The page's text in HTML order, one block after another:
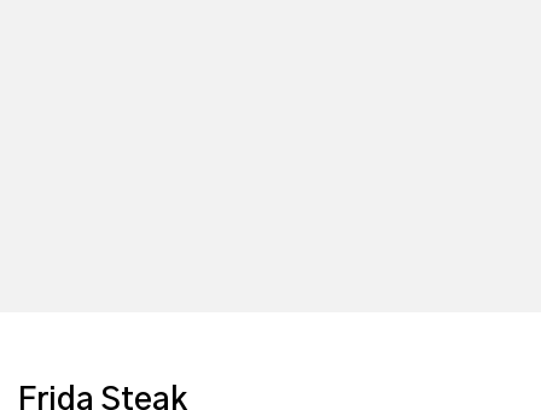
Frida Steak